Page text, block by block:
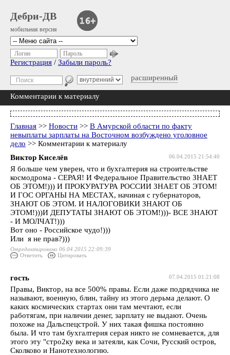
Дебри-ДВ
мобильная версия
расширенный
Логин Пароль
Регистрация / Забыли пароль?
Комментарии к материалу
Главная >> Новости >> В Амурской области по факту
невыплаты зарплаты на Восточном возбуждено уголовное
дело >> Комментарии к материалу
06.04.2015 21:54:40
Виктор Киселёв
Я больше чем уверен, что и бухгалтерия на строительстве
космодрома - СЕРАЯ! И Федеральное Правительство ЗНАЕТ
ОБ ЭТОМ!))) И ПРОКУРАТУРА РОССИИ ЗНАЕТ ОБ ЭТОМ!
И ГОС ОРГАНЫ НА МЕСТАХ, начиная с губернаторов,
ЗНАЮТ ОБ ЭТОМ. И НАЛОГОВИКИ ЗНАЮТ ОБ
ЭТОМ!)))И ДЕПУТАТЫ ЗНАЮТ ОБ ЭТОМ!)))- ВСЕ ЗНАЮТ
- И МОЛЧАТ!)))
Вот оно - Российское чудо!)))
Или я не прав?)))
Отредактировано 06.04.2015 22:09:39
Ответить
Цитировать
07.04.2015 01:21:08
гость
Правы, Виктор, на все 500% правы. Если даже подрядчика не
называют, военную, блин, тайну из этого дерьма делают. О
каких космических стартах они там мечтают, если
работягам, при наличии денег, зарплату не выдают. Очень
похоже на Дальспецстрой. У них такая фишка постоянно
была. И что там бухгалтерия серая никто не сомневается, для
этого эту "стро2ку века и затеяли, как Сочи, Русский остров,
Сколково и Нанотехнологию.